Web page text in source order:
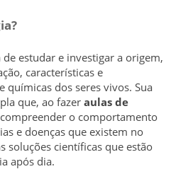
estudar e investigar a origem,
características e
químicas dos seres vivos. Sua
que, ao fazer aulas de
o comportamento
e doenças que existem no
soluções científicas que estão
após dia.